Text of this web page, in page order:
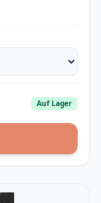
Auf Lager